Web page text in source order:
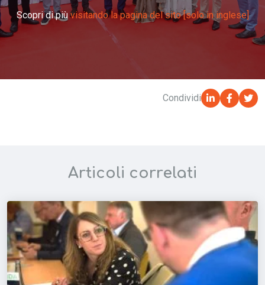
Scopri di piùvisitando la pagina del sito [solo in inglese]
Condividi
Articoli correlati